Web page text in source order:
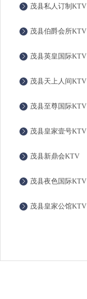
茂县私人订制KTV
茂县伯爵会所KTV
茂县英皇国际KTV
茂县天上人间KTV
茂县至尊国际KTV
茂县皇家壹号KTV
茂县新鼎会KTV
茂县夜色国际KTV
茂县皇家公馆KTV